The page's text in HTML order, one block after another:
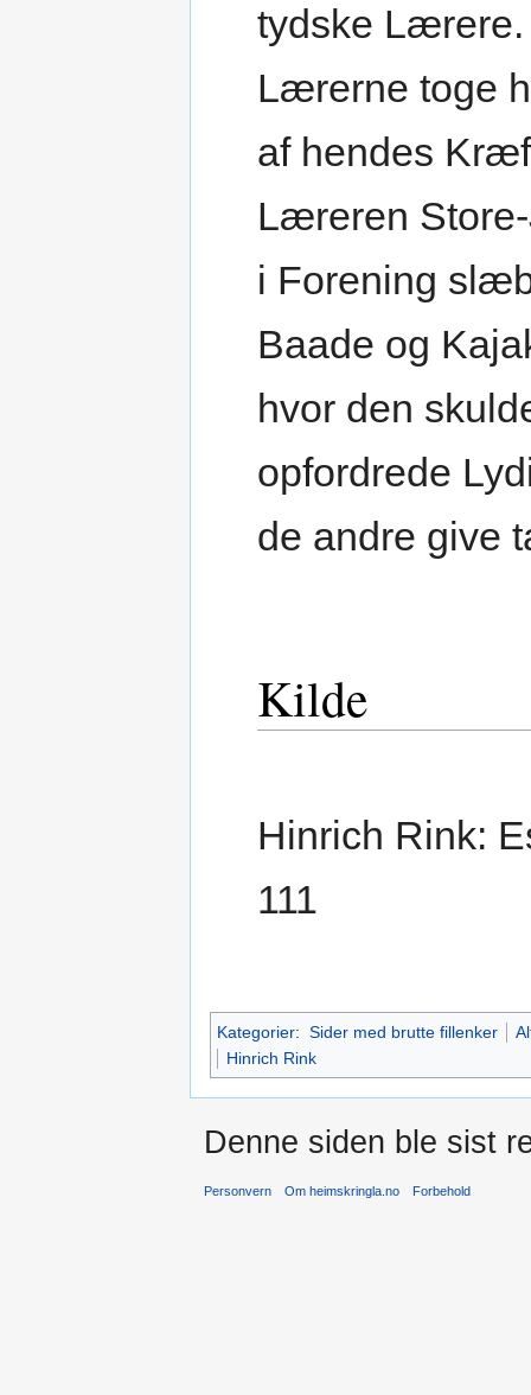
tydske Lærere.
Lærerne toge
af hendes
Læreren
i Forening
Baade og
hvor den
opfordrede
de andre give
Kilde
Hinrich Rink:
111
Kategorier: Sider med brutte fillenker
Hinrich Rink
Denne siden ble sist
Personvern Om heimskringla.no Forbehold